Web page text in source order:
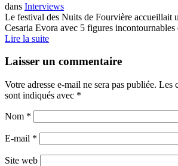
dans Interviews
Le festival des Nuits de Fourvière accueillait
Cesaria Evora avec 5 figures
Lire la suite
Laisser un commentaire
Votre adresse e-mail ne sera pas publiée. Les
sont indiqués avec *
Nom *
E-mail *
Site web